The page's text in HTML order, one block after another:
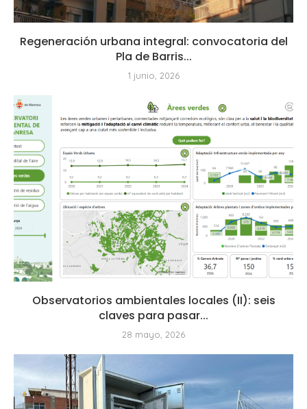
Regeneración urbana integral: convocatoria del
Pla de Barris...
1 junio, 2026
Observatorios ambientales locales (II): seis
claves para pasar...
28 mayo, 2026